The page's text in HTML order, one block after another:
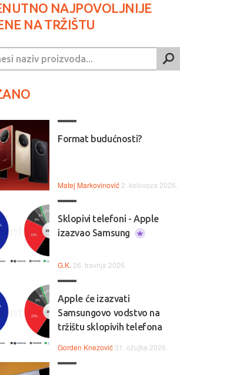
NAJPOVOLJNIJE
NA TRŽIŠTU
Format budućnosti?
Matej Markovinović 2. kolovoza 2026.
Sklopivi telefoni - Apple
izazvao Samsung
G.K. 26. travnja 2026.
Apple će izazvati
Samsungovo vodstvo na
tržištu sklopivih telefona
Gorden Knezović 31. ožujka 2026.